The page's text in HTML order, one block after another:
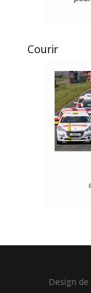
Courir
Design de